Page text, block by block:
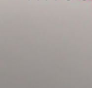
Les petits